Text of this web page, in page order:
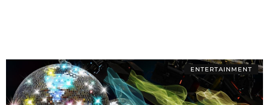
ENTERTAINMENT